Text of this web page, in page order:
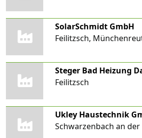
SolarSchmidt GmbH
Feilitzsch,
Feilitzsch
Ukley Haustechnik
Schwarzenbach an der